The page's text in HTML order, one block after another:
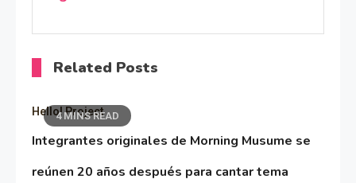
Related Posts
4 MINS READ
Hello! Project
Integrantes originales de Morning Musume se
reúnen 20 años después para cantar tema